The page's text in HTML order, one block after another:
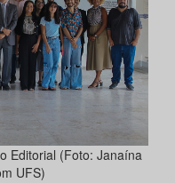
Editorial (Foto: Janaína
UFS)